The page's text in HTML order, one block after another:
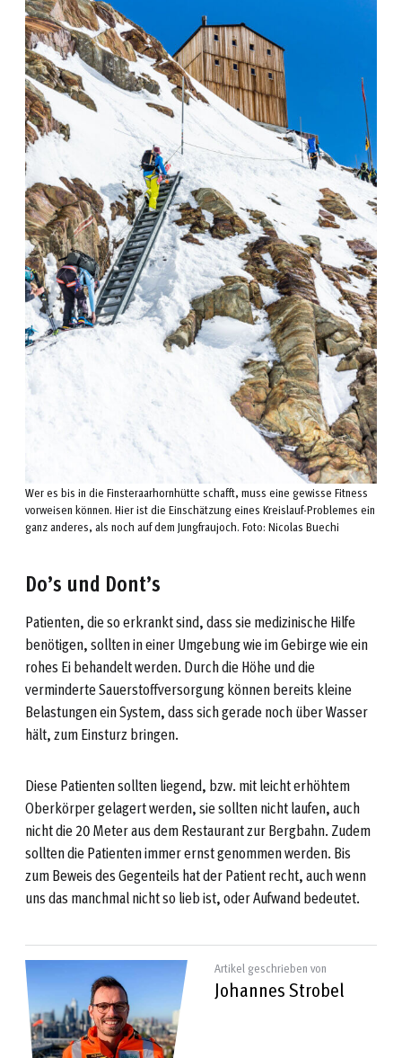
Wer es bis in die Finsteraarhornhütte schafft, muss eine gewisse Fitness
vorweisen können. Hier ist die Einschätzung eines Kreislauf-Problemes ein
ganz anderes, als noch auf dem Jungfraujoch. Foto: Nicolas Buechi
Do’s und Dont’s
Patienten, die so erkrankt sind, dass sie medizinische Hilfe
benötigen, sollten in einer Umgebung wie im Gebirge wie ein
rohes Ei behandelt werden. Durch die Höhe und die
verminderte Sauerstoffversorgung können bereits kleine
Belastungen ein System, dass sich gerade noch über Wasser
hält, zum Einsturz bringen.
Diese Patienten sollten liegend, bzw. mit leicht erhöhtem
Oberkörper gelagert werden, sie sollten nicht laufen, auch
nicht die 20 Meter aus dem Restaurant zur Bergbahn. Zudem
sollten die Patienten immer ernst genommen werden. Bis
zum Beweis des Gegenteils hat der Patient recht, auch wenn
uns das manchmal nicht so lieb ist, oder Aufwand bedeutet.
Artikel geschrieben von
Johannes Strobel